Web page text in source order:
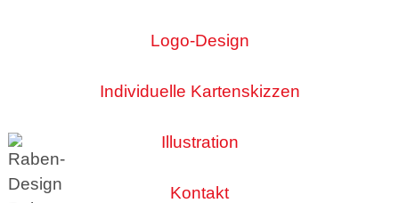
Logo-Design
Individuelle Kartenskizzen
Illustration
Kontakt